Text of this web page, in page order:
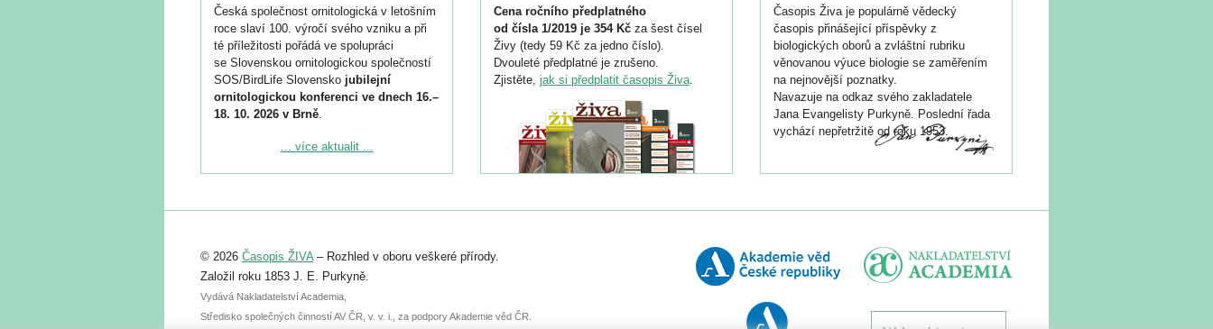
Česká společnost ornitologická v letošním
roce slaví 100. výročí svého vzniku a při
té příležitosti pořádá ve spolupráci
se Slovenskou ornitologickou společností
SOS/BirdLife Slovensko jubilejní
ornitologickou konferenci ve dnech 16.–
18. 10. 2026 v Brně.
Podrobnější informace ke konferenci
Registrovat se můžete do 6. září.
abstraktu přihlášené přednášky nebo
posteru je už 30. června.
... více aktualit ...
Cena ročního předplatného
od čísla 1/2019 je 354 Kč za šest čísel
Živy (tedy 59 Kč za jedno číslo).
Dvouleté předplatné je zrušeno.
Zjistěte, jak si předplatit časopis Živa.
Časopis Živa je populárně vědecký
časopis přinášející příspěvky z
biologických oborů a zvláštní rubriku
věnovanou výuce biologie se zaměřením
na nejnovější poznatky.
Navazuje na odkaz svého zakladatele
Jana Evangelisty Purkyně. Poslední řada
vychází nepřetržitě od roku 1953.
© 2026 Časopis ŽIVA– Rozhled v oboru veškeré přírody.
Založil roku 1853 J. E. Purkyně.
Vydává Nakladatelství Academia,
Středisko společných činností AV ČR, v. v. i., za podpory Akademie věd ČR.